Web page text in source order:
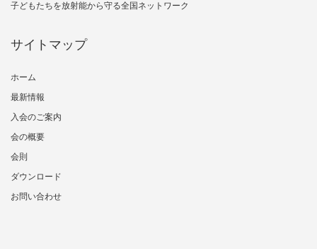
子どもたちを放射能から守る全国ネットワーク
サイトマップ
ホーム
最新情報
入会のご案内
会の概要
会則
ダウンロード
お問い合わせ